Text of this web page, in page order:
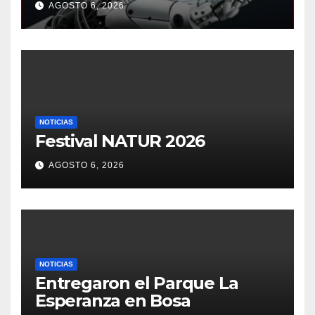
AGOSTO 6, 2026
NOTICIAS
Festival NATUR 2026
AGOSTO 6, 2026
NOTICIAS
Entregaron el Parque La
Esperanza en Bosa